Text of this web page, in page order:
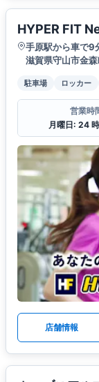
HYPER FIT
手原駅から車で9
滋賀県守山市金
駐車場 ロッカー
営業時
月曜日: 24
店舗情報